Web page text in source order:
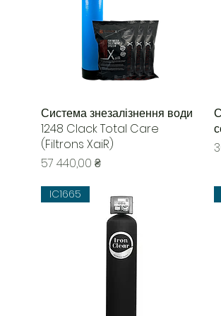
Быстрый просмотр
Система знезалізнення води
1248 Clack Total Care
(Filtrons XaiR)
Цена
57 440,00 ₴
IC1665